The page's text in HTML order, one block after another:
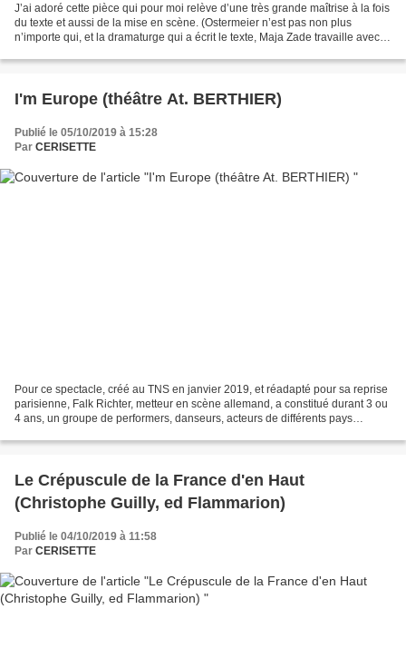
J’ai adoré cette pièce qui pour moi relève d’une très grande maîtrise à la fois
du texte et aussi de la mise en scène. (Ostermeier n’est pas non plus
n’importe qui, et la dramaturge qui a écrit le texte, Maja Zade travaille avec
I'm Europe (théâtre At. BERTHIER)
Publié le 05/10/2019 à 15:28
Par CERISETTE
Pour ce spectacle, créé au TNS en janvier 2019, et réadapté pour sa reprise
parisienne, Falk Richter, metteur en scène allemand, a constitué durant 3 ou
4 ans, un groupe de performers, danseurs, acteurs de différents pays
Le Crépuscule de la France d'en Haut
(Christophe Guilly, ed Flammarion)
Publié le 04/10/2019 à 11:58
Par CERISETTE